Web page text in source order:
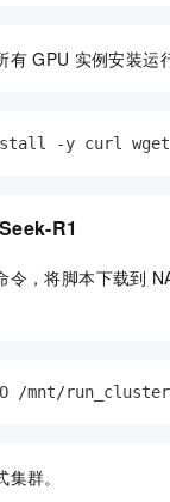
有 GPU 实例安装运
-y curl
R1
令，将脚本下载到
O /mnt/
群。